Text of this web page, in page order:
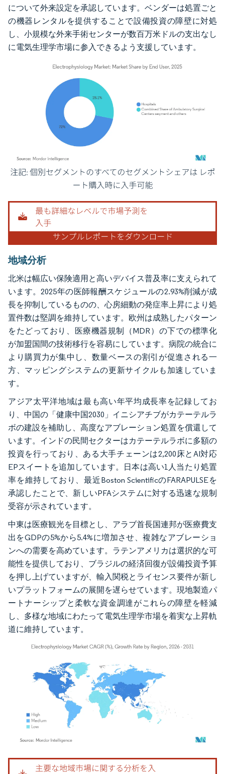
について外来設定を承認しています。ベンダーは処置ごと
の機器レンタルを提供することで設備投資の障壁に対処
し、小規模な外来手術センターが数百万米ドルの支出なし
に電気生理学市場に参入できるよう支援しています。
画像 © Mordor Intelligence。再利用にはCC BY 4.0の表示が必要です。
地域分析
北米は幅広い保険適用と高いデバイス普及率に支えられて
います。2025年の医師報酬スケジュールの2.93%削減が成
長を抑制しているものの、心房細動の発症率上昇により処
置件数は堅調を維持しています。欧州は成熟したパターン
をたどっており、医療機器規制（MDR）の下での標準化
が加盟国間の技術移行を容易にしています。病院の統合に
より購買力が集中し、数量ベースの割引が促進される一
方、マッピングシステムの更新サイクルも加速していま
す。
アジア太平洋地域は最も高い年平均成長率を記録してお
り、中国の「健康中国2030」イニシアチブがカテーテルラ
ボの建設を補助し、高度なアブレーション処置を償還して
います。インドの民間セクターはカテーテルラボに多額の
投資を行っており、ある大手チェーンは2,200床とAI対応
EPスイートを追加しています。日本は高い1人当たり処置
率を維持しており、最近Boston ScientificのFARAPULSEを
承認したことで、新しいPFAシステムに対する迅速な規制
受容が示されています。
中東は医療観光を目標とし、アラブ首長国連邦が医療費支
出をGDPの5%から5.4%に増加させ、複雑なアブレーショ
ンへの需要を高めています。ラテンアメリカは選択的な可
能性を提供しており、ブラジルの経済回復が設備投資予算
を押し上げていますが、輸入関税とライセンス要件が新し
いプラットフォームの展開を遅らせています。現地製造パ
ートナーシップと柔軟な資金調達がこれらの障壁を軽減
し、多様な地域にわたって電気生理学市場を着実な上昇軌
道に維持しています。
画像 © Mordor Intelligence。再利用にはCC BY 4.0の表示が必要です。